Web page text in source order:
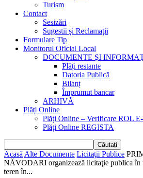
Turism
Contact
Sesizări
Sugestii și Reclamații
Formulare Tip
Monitorul Oficial Local
DOCUMENTE ŞI
Plăți restante
Datoria Publică
Bilanț
Împrumut bancar
ARHIVĂ
Plăți Online
Plăți Online – Verificare ROL
Plăți Online REGISTA
Acasă Alte Documente Licitații Publice
NĂVODARI organizează licitaţie publica în
teren în...